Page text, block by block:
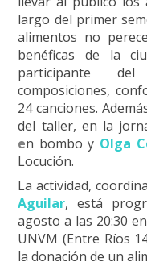
largo del primer
alimentos no
benéficas de la
participante
composiciones,
24 canciones.
del taller, en la
en bombo y Olga
Locución.
La actividad,
Aguilar, está
agosto a las 20:30
UNVM (Entre Ríos
la donación de un